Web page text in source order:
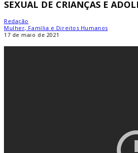
SEXUAL DE CRIANÇAS E
Redação
Mulher, Família e Direitos Humanos
17 de maio de 2021